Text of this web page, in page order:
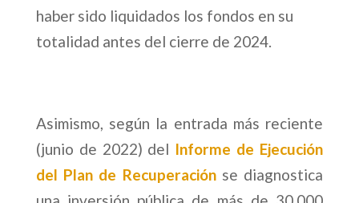
haber sido liquidados los fondos en su
totalidad antes del cierre de 2024.
Asimismo, según la entrada más reciente
(junio de 2022) del Informe de Ejecución
del Plan de Recuperaciónse diagnostica